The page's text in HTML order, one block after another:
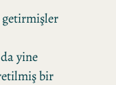
getirmişler
yine
bir